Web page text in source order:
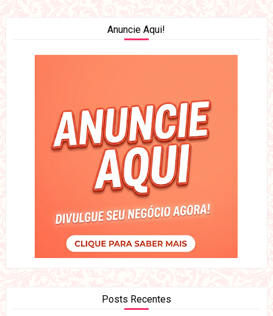
Anuncie Aqui!
Posts Recentes